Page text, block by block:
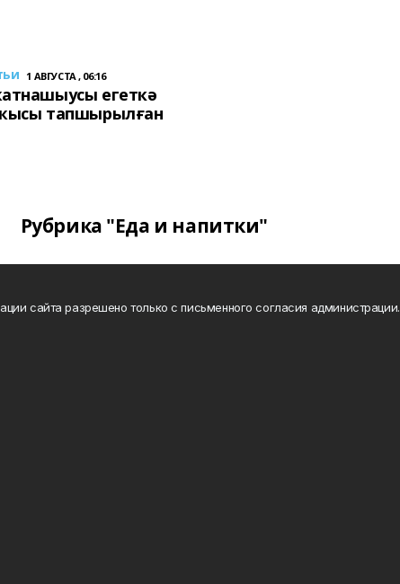
1 АВГУСТА , 06:16
егеткә
тапшырылған
Рубрика "Еда и напитки"
сайта разрешено только с письменного согласия администрации.